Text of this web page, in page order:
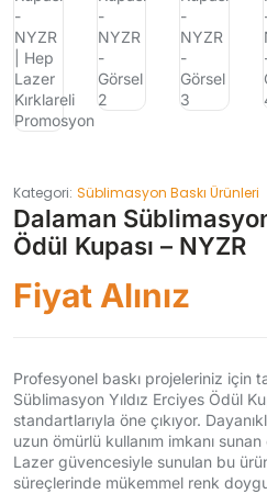
Kategori: Süblimasyon Baskı Ürünleri
Dalaman
Ödül Kupası – NYZR
Fiyat Alınız
Profesyonel baskı projeleriniz için
Süblimasyon Yıldız Erciyes Ödül
standartlarıyla öne çıkıyor.
uzun ömürlü kullanım imkanı
Lazer güvencesiyle sunulan bu
süreçlerinde mükemmel renk